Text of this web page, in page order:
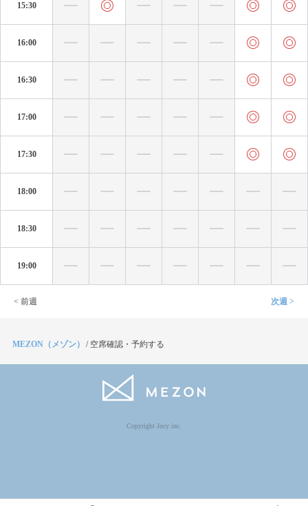
15:30
16:00
16:30
17:00
17:30
18:00
18:30
19:00
< 前週 次週 >
MEZON（メゾン） / 空席確認・予約する
Copyright Jocy inc.